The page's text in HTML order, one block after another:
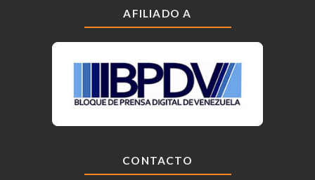
AFILIADO A
CONTACTO